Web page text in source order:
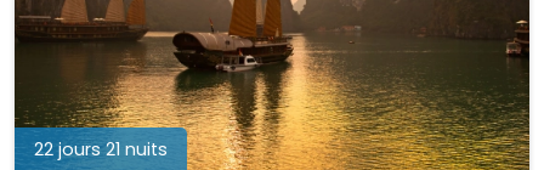
22 jours 21 nuits